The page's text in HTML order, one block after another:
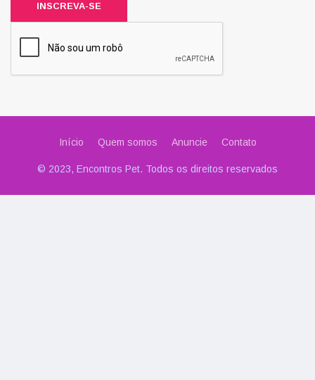
INSCREVA-SE
Início Quem somos Anuncie Contato
© 2023, Encontros Pet. Todos os direitos reservados